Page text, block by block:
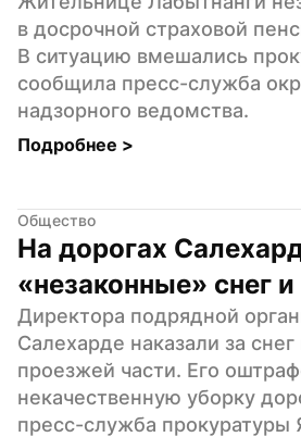
в досрочной страховой
В ситуацию вмешались
сообщила пресс-служба
надзорного ведомства.
Подробнее >
Общество
На дорогах
«незаконные» снег
Директора подрядной
Салехарде наказали за
проезжей части. Его
некачественную уборку
пресс-служба прокуратуры